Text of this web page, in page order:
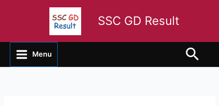
SSC GD Result
Menu